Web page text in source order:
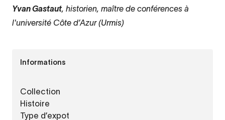
Yvan Gastaut, historien, maître de conférences à
l'université Côte d’Azur (Urmis)
Informations
Collection
Histoire
Type d’expot